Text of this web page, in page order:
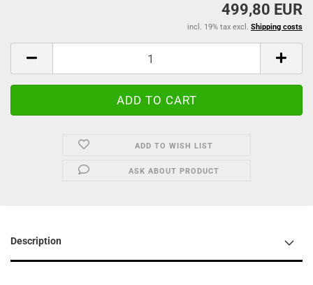
499,80 EUR
incl. 19% tax excl. Shipping costs
ADD TO WISH LIST
ASK ABOUT PRODUCT
Description